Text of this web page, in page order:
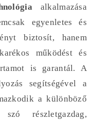
alkalmazása
egyenletes és
biztosít, hanem
működést és
is garantál. A
segítségével a
a különböző
részletgazdag,